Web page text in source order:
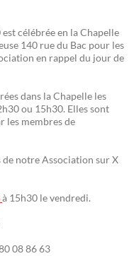
célébrée en la Chapelle
140 rue du Bac pour les
en rappel du jour de
dans la Chapelle les
ou 15h30. Elles sont
les membres de
de notre Association sur X
à 15h30 le vendredi.
08 86 63